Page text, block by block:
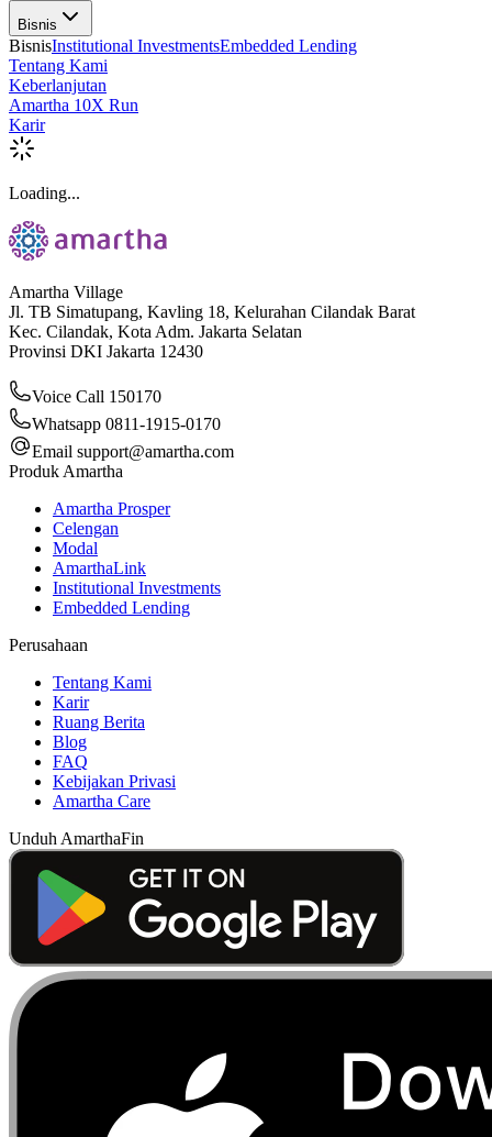
Bisnis
BisnisInstitutional InvestmentsEmbedded Lending
Tentang Kami
Keberlanjutan
Amartha 10X Run
Karir
Loading...
Amartha Village
Jl. TB Simatupang, Kavling 18, Kelurahan Cilandak Barat
Kec. Cilandak, Kota Adm. Jakarta Selatan
Provinsi DKI Jakarta 12430
Voice Call 150170
Whatsapp 0811-1915-0170
Email support@amartha.com
Produk Amartha
Amartha Prosper
Celengan
Modal
AmarthaLink
Institutional Investments
Embedded Lending
Perusahaan
Tentang Kami
Karir
Ruang Berita
Blog
FAQ
Kebijakan Privasi
Amartha Care
Unduh AmarthaFin